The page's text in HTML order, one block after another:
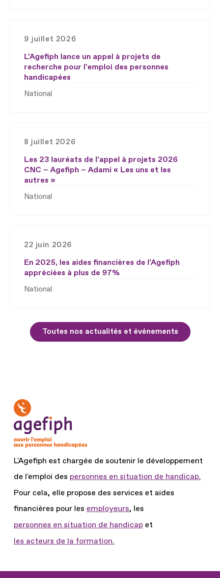
9 juillet 2026
L'Agefiph lance un appel à projets de
recherche pour l’emploi des personnes
handicapées
National
8 juillet 2026
Les 23 lauréats de l’appel à projets 2026
CNC – Agefiph – Adami « Les uns et les
autres »
National
22 juin 2026
En 2025, les aides financières de l'Agefiph
appréciées à plus de 97%
National
Toutes nos actualités et événements
L'Agefiph est chargée de soutenir le développement
de l'emploi des personnes en situation de handicap.
Pour cela, elle propose des services et aides
financières pour les employeurs, les
personnes en situation de handicap et
les acteurs de la formation.